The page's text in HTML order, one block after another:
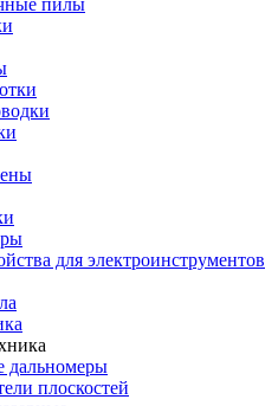
пилы
для электроинструментов
дальномеры
плоскостей